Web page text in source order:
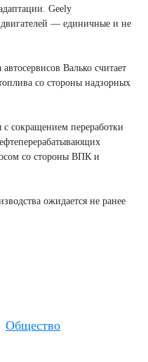
Geely
— единичные и не
Валько считает
со стороны надзорных
сокращением переработки
со стороны ВПК и
ожидается не ранее
Общество